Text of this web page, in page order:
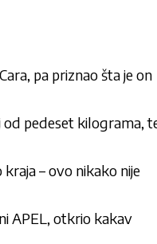
pa priznao šta je on
od pedeset kilograma,
– ovo nikako nije
APEL, otkrio kakav